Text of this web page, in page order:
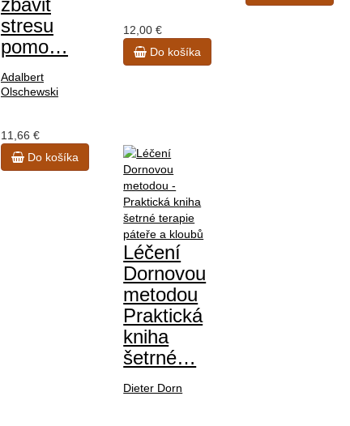
zbavit
stresu
pomo…
Adalbert
Olschewski
11,66 €
Do košíka
12,00 €
Do košíka
Léčení
Dornovou
metodou
Praktická
kniha
šetrné…
Dieter Dorn